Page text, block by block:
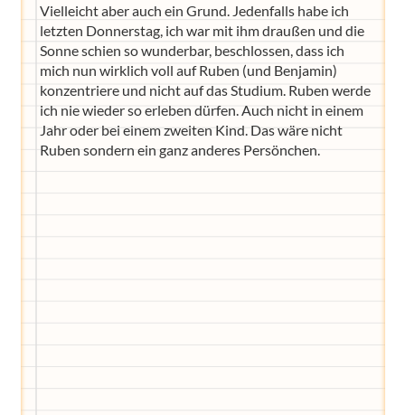
Vielleicht aber auch ein Grund. Jedenfalls habe ich
letzten Donnerstag, ich war mit ihm draußen und die
Sonne schien so wunderbar, beschlossen, dass ich
mich nun wirklich voll auf Ruben (und Benjamin)
konzentriere und nicht auf das Studium. Ruben werde
ich nie wieder so erleben dürfen. Auch nicht in einem
Jahr oder bei einem zweiten Kind. Das wäre nicht
Ruben sondern ein ganz anderes Persönchen.